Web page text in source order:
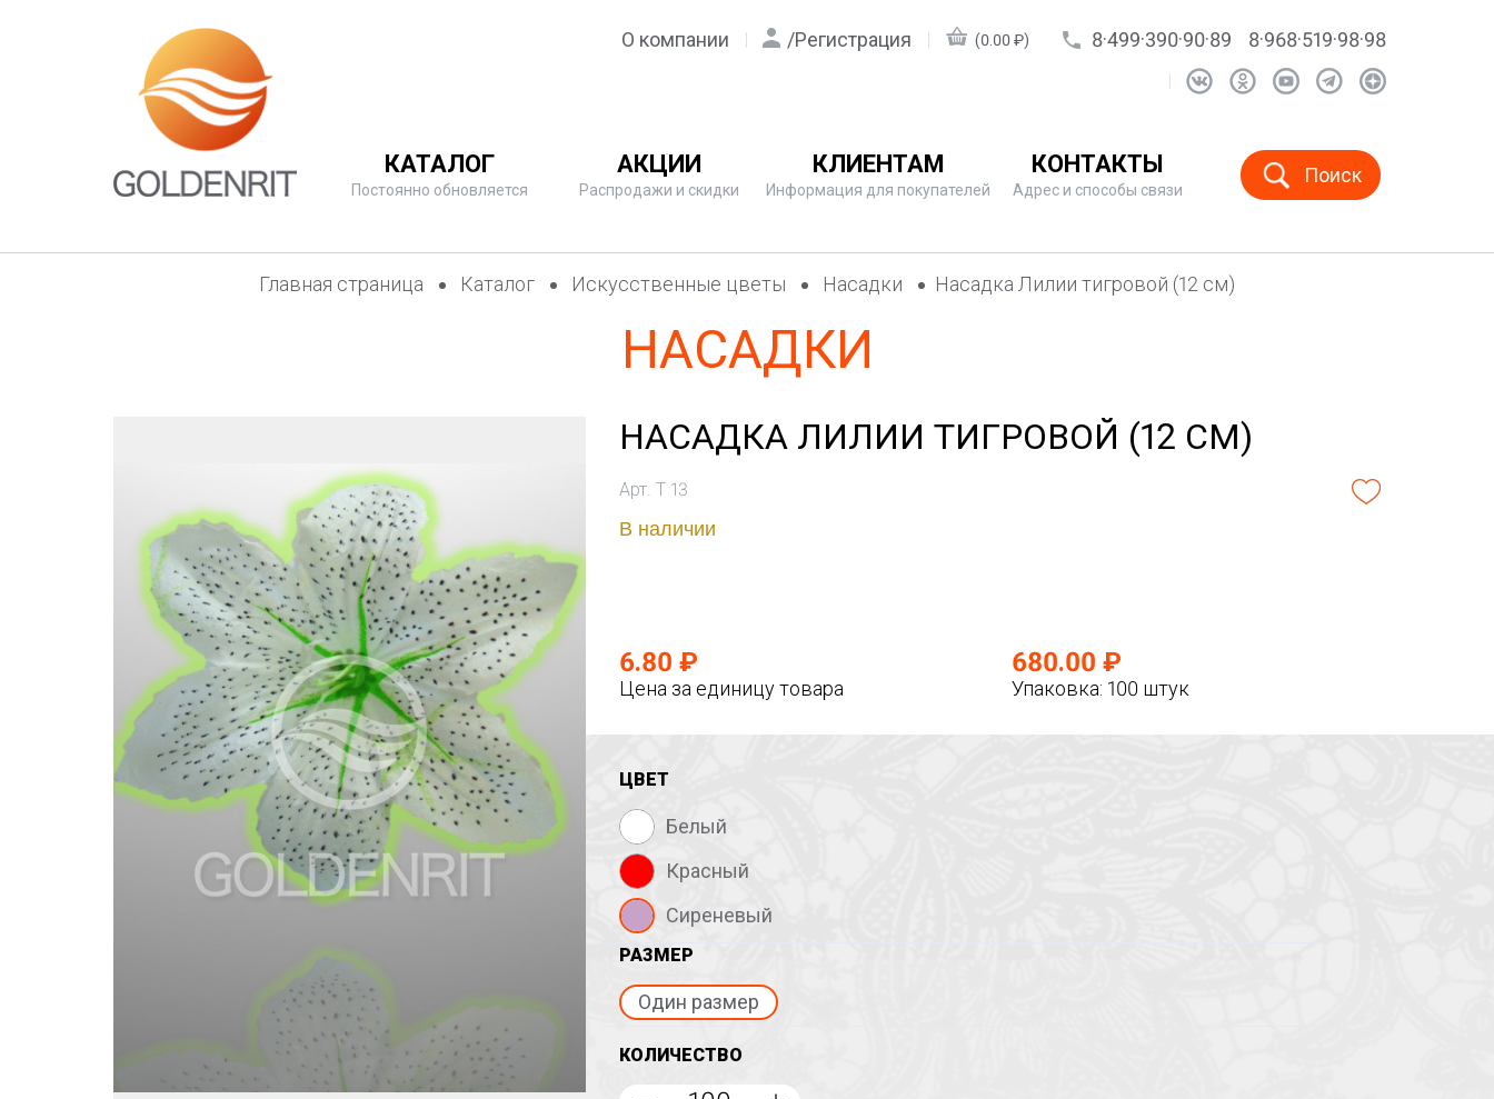
О компании /Регистрация (0.00 ₽) 8·499·390·90·89 8·968·519·98·98
КАТАЛОГ
Постоянно обновляется
АКЦИИ
Распродажи и скидки
КЛИЕНТАМ
Информация для покупателей
КОНТАКТЫ
Адрес и способы связи
Поиск
Главная страница Каталог Искусственные цветы Насадки Насадка Лилии тигровой (12 см)
НАСАДКИ
НАСАДКА ЛИЛИИ ТИГРОВОЙ (12 СМ)
Арт. Т 13
В наличии
6.80 ₽
Цена за единицу товара
680.00 ₽
Упаковка: 100 штук
ЦВЕТ
Белый
Красный
Сиреневый
РАЗМЕР
Один размер
КОЛИЧЕСТВО